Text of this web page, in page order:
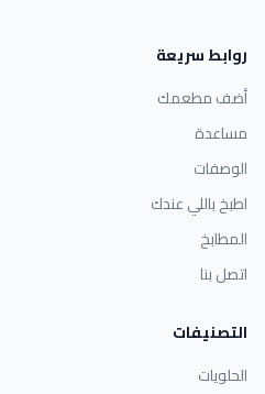
روابط سريعة
أضف مطعمك
مساعدة
الوصفات
اطبخ باللي عندك
المطابخ
اتصل بنا
التصنيفات
الحلويات